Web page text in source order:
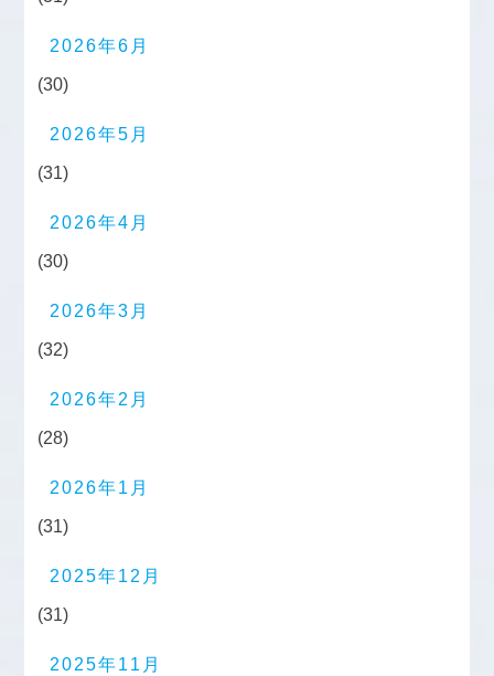
2026年6月
(30)
2026年5月
(31)
2026年4月
(30)
2026年3月
(32)
2026年2月
(28)
2026年1月
(31)
2025年12月
(31)
2025年11月